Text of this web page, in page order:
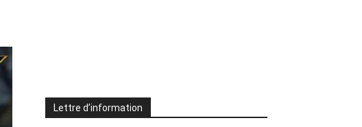
Lettre d’information